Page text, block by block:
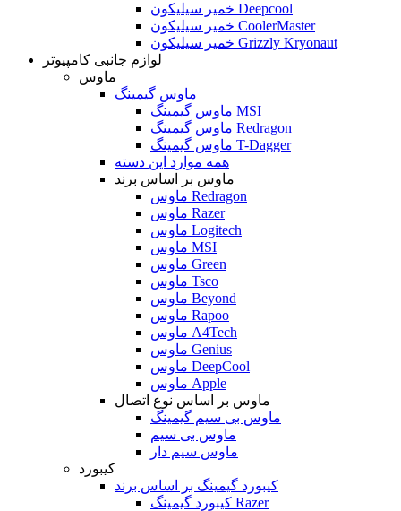
خمیر سیلیکون Deepcool
خمیر سیلیکون CoolerMaster
خمیر سیلیکون Grizzly Kryonaut
لوازم جانبی کامپیوتر
ماوس
ماوس گیمینگ
ماوس گیمینگ MSI
ماوس گیمینگ Redragon
ماوس گیمینگ T-Dagger
همه موارد این دسته
ماوس بر اساس برند
ماوس Redragon
ماوس Razer
ماوس Logitech
ماوس MSI
ماوس Green
ماوس Tsco
ماوس Beyond
ماوس Rapoo
ماوس A4Tech
ماوس Genius
ماوس DeepCool
ماوس Apple
ماوس بر اساس نوع اتصال
ماوس بی سیم گیمینگ
ماوس بی سیم
ماوس سیم دار
کیبورد
کیبورد گیمینگ بر اساس برند
کیبورد گیمینگ Razer